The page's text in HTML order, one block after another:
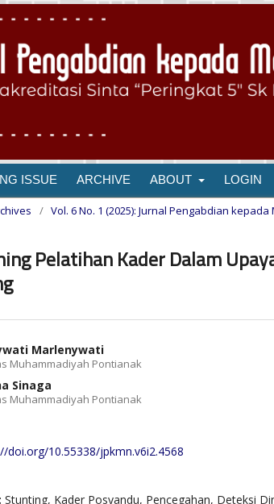
ISSUE ARCHIVE ABOUT LOGIN
/ Vol. 6 No. 1 (2025): Jurnal Pengabdian
Pelatihan Kader Dalam
Marlenywati
Muhammadiyah Pontianak
Sinaga
Muhammadiyah Pontianak
doi.org/10.55338/jpkmn.v6i2.4568
Stunting, Kader Posyandu, Pencegahan, Deteksi